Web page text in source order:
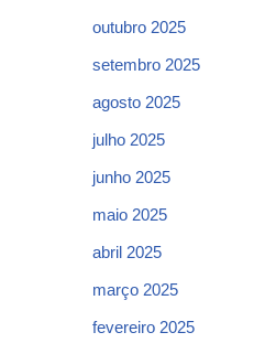
outubro 2025
setembro 2025
agosto 2025
julho 2025
junho 2025
maio 2025
abril 2025
março 2025
fevereiro 2025